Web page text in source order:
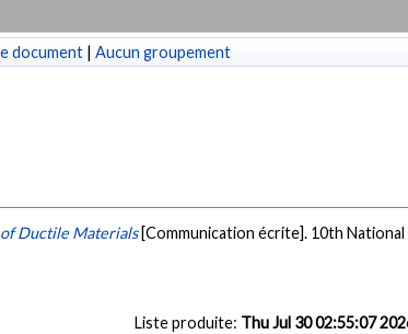
document | Aucun groupement
Ductile Materials [Communication écrite]. 10th National
Liste produite: Thu Jul 30 02:55:07